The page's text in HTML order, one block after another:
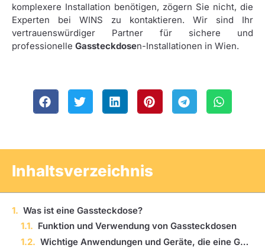
komplexere Installation benötigen, zögern Sie nicht, die
Experten bei WINS zu kontaktieren. Wir sind Ihr
vertrauenswürdiger Partner für sichere und
professionelle Gassteckdosen-Installationen in Wien.
Inhaltsverzeichnis
Was ist eine Gassteckdose?
Funktion und Verwendung von Gassteckdosen
Wichtige Anwendungen und Geräte, die eine Gassteckdose benötigen